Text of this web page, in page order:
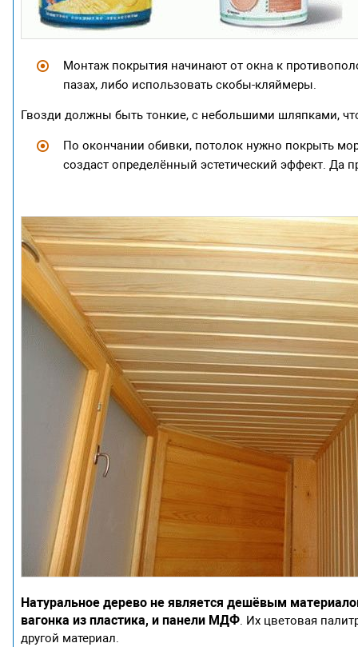
Монтаж покрытия начинают от окна к
пазах, либо использовать скобы-кляймеры.
Гвозди должны быть тонкие, с небольшими шляпками,
По окончании обивки, потолок нужно покрыть
создаст определённый эстетический эффект. Да
Натуральное дерево не является дешёвым
вагонка из пластика, и панели МДФ. Их цветовая
другой материал.